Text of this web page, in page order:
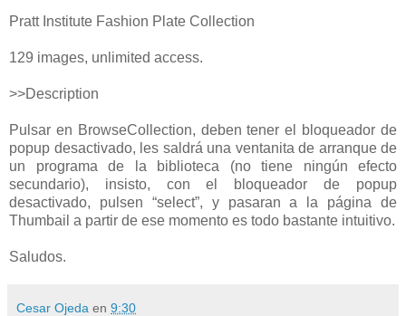
Pratt Institute Fashion Plate Collection
129 images, unlimited access.
>>Description
Pulsar en BrowseCollection, deben tener el bloqueador de
popup desactivado, les saldrá una ventanita de arranque de
un programa de la biblioteca (no tiene ningún efecto
secundario), insisto, con el bloqueador de popup
desactivado, pulsen “select”, y pasaran a la página de
Thumbail a partir de ese momento es todo bastante intuitivo.
Saludos.
Cesar Ojeda en 9:30